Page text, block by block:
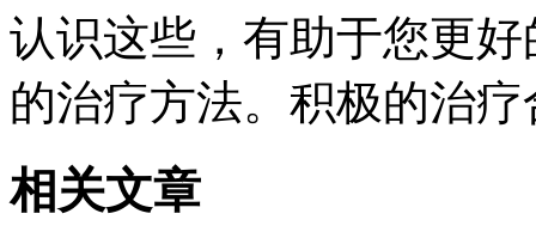
认识这些，有助于您更
的治疗方法。积极的治
相关文章